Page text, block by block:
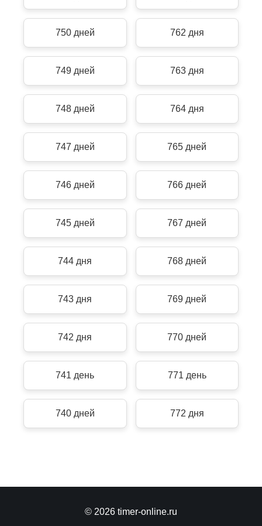
750 дней 762 дня
749 дней 763 дня
748 дней 764 дня
747 дней 765 дней
746 дней 766 дней
745 дней 767 дней
744 дня 768 дней
743 дня 769 дней
742 дня 770 дней
741 день 771 день
740 дней 772 дня
© 2026 timer-online.ru